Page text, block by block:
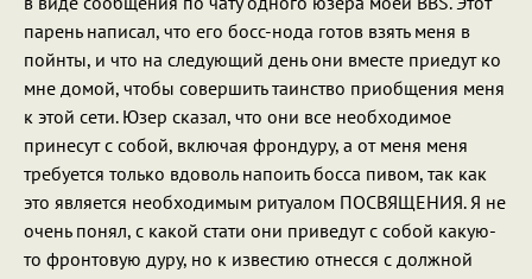
парень написал, что его босс-нода готов взять меня в
пойнты, и что на следующий день они вместе приедут ко
мне домой, чтобы совершить таинство приобщения меня
к этой сети. Юзер сказал, что они все необходимое
принесут с собой, включая фрондуру, а от меня меня
требуется только вдоволь напоить босса пивом, так как
это является необходимым ритуалом ПОСВЯЩЕНИЯ. Я не
очень понял, с какой стати они приведут с собой какую-
то фронтовую дуру, но к известию отнесся с должной